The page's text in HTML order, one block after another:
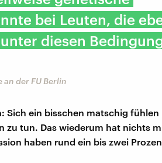
bei Leuten, die
diesen
an der FU Berlin
Sich ein bisschen matschig
zu tun. Das wiederum hat nichts
haben rund ein bis zwei